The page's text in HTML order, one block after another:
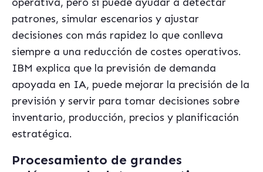
operativa, pero sí puede ayudar a detectar
patrones, simular escenarios y ajustar
decisiones con más rapidez lo que conlleva
siempre a una reducción de costes operativos.
IBM explica que la previsión de demanda
apoyada en IA, puede mejorar la precisión de la
previsión y servir para tomar decisiones sobre
inventario, producción, precios y planificación
estratégica.
Procesamiento de grandes